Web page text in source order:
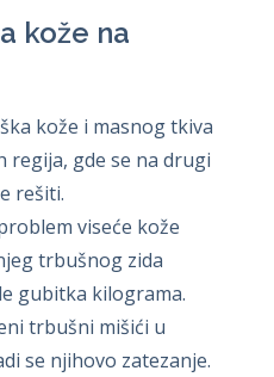
kože na
kože i masnog tkiva
regija, gde se na drugi
rešiti.
viseće kože
trbušnog zida
gubitka kilograma.
trbušni mišići u
se njihovo zatezanje.